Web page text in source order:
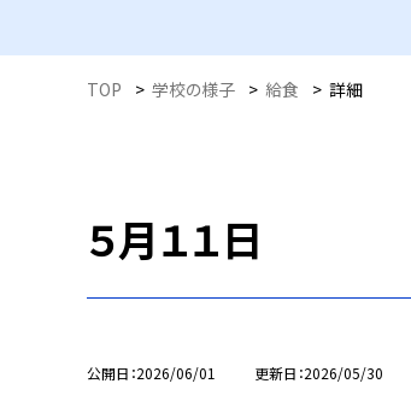
TOP > 学校の様子 > 給食 > 詳細
５月１１日
公開日 2026/06/01 更新日 2026/05/30